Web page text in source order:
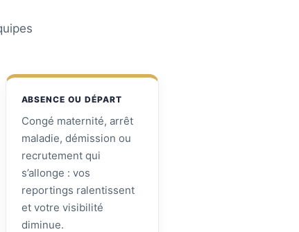
ABSENCE OU DÉPART
Congé maternité, arrêt
maladie, démission ou
recrutement qui
s’allonge : vos
reportings ralentissent
et votre visibilité
diminue.